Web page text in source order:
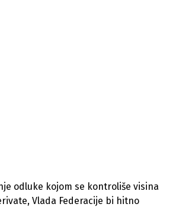
odluke kojom se kontroliše visina
Vlada Federacije bi hitno